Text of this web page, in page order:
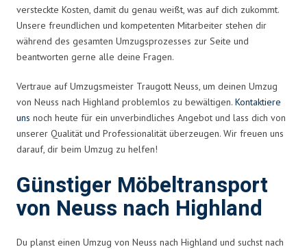
versteckte Kosten, damit du genau weißt, was auf dich zukommt.
Unsere freundlichen und kompetenten Mitarbeiter stehen dir
während des gesamten Umzugsprozesses zur Seite und
beantworten gerne alle deine Fragen.
Vertraue auf Umzugsmeister Traugott Neuss, um deinen Umzug
von Neuss nach Highland problemlos zu bewältigen. Kontaktiere
uns noch heute für ein unverbindliches Angebot und lass dich von
unserer Qualität und Professionalität überzeugen. Wir freuen uns
darauf, dir beim Umzug zu helfen!
Günstiger Möbeltransport
von Neuss nach Highland
Du planst einen Umzug von Neuss nach Highland und suchst nach